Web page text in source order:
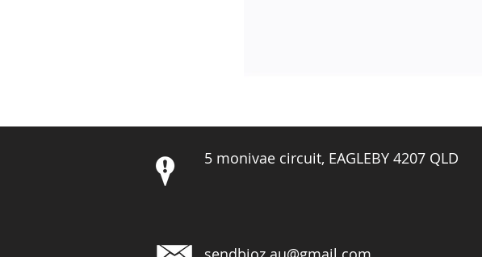
5 monivae circuit, EAGLEBY 4207 QLD